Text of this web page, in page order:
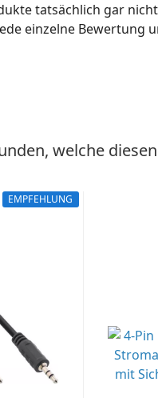
tatsächlich gar
einzelne Bewertung
welche
EMPFEHLUNG